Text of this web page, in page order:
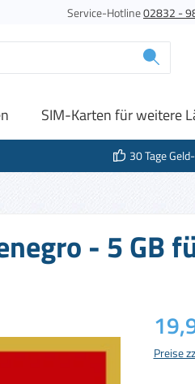
Service-Hotline02832 -
SIM-Karten für weitere
30 Tage
- 5 GB
Preise